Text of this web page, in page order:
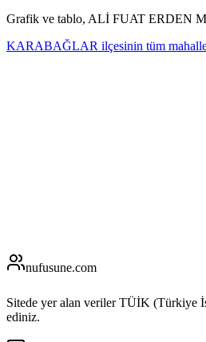
Grafik ve tablo, ALİ FUAT ERDEN
KARABAĞLAR ilçesinin tüm
nufusune.com
Sitede yer alan veriler TÜİK (Türkiye
ediniz.